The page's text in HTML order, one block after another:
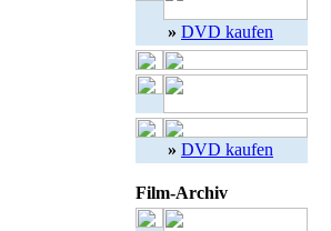
» DVD kaufen
» DVD kaufen
Film-Archiv